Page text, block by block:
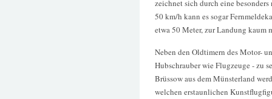
zeichnet sich durch eine
50 km/h kann es sogar
etwa 50 Meter, zur Landung kaum
Neben den Oldtimern des Motor-
Hubschrauber wie Flugzeuge - zu
Brüssow aus dem Münsterland
welchen erstaunlichen